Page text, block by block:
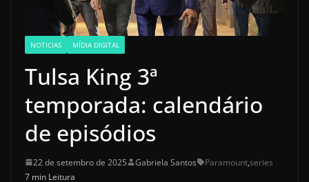
NOTICIAS MÍDIA DIGITAL
Tulsa King 3ª
temporada: calendário
de episódios
22 de setembro de 2025 Gabriela Santos Paramount,series
7 min Leitura